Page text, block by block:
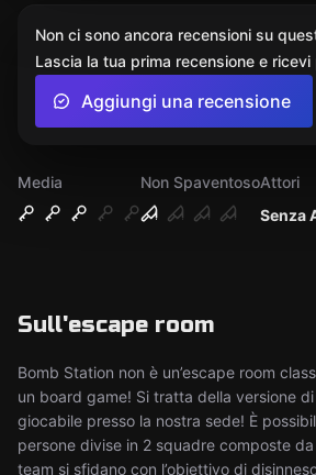
Media
Non Spaventoso
Senza
Attori
Sull'escape room
Bomb Station non è un’escape room
un board game! Si tratta della versione
giocabile presso la nostra sede! È
persone divise in 2 squadre composte
team si sfidano con l’obiettivo di
Non ci sono ancora recensioni su
Lascia la tua prima recensione e ricevi
Aggiungi una recensione